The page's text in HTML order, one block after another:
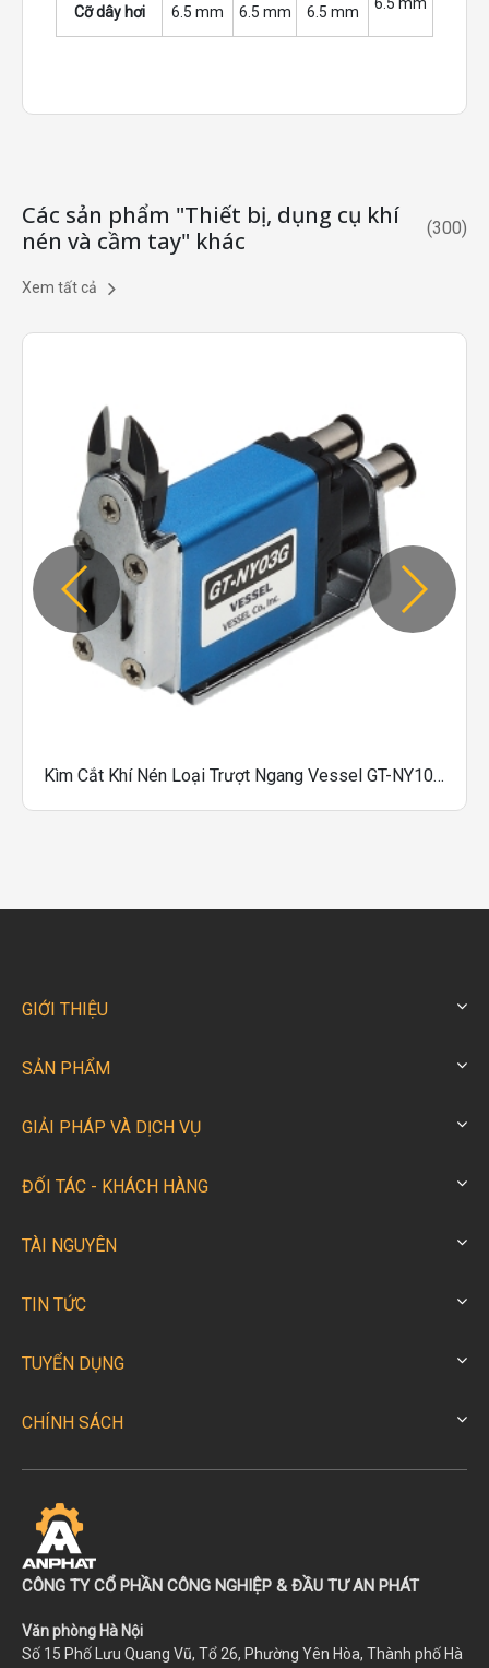
Cỡ dây hơi 6.5 mm 6.5 mm 6.5 mm
Các sản phẩm "Thiết bị, dụng cụ khí
nén và cầm tay" khác
(300)
Xem tất cả
​Kìm Cắt Khí Nén Loại Trượt Ngang Vessel GT-NY10G, GT-NY10GR, GT-NY10G-4, GT-NY10GR-4
GIỚI THIỆU
SẢN PHẨM
GIẢI PHÁP VÀ DỊCH VỤ
ĐỐI TÁC - KHÁCH HÀNG
TÀI NGUYÊN
TIN TỨC
TUYỂN DỤNG
CHÍNH SÁCH
CÔNG TY CỔ PHẦN CÔNG NGHIỆP & ĐẦU TƯ AN PHÁT
Văn phòng Hà Nội
Số 15 Phố Lưu Quang Vũ, Tổ 26, Phường Yên Hòa, Thành phố Hà